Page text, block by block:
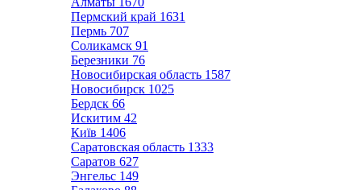
Пермский край 1631
Пермь 707
Соликамск 91
Березники 76
Новосибирская область 1587
Новосибирск 1025
Бердск 66
Искитим 42
Київ 1406
Саратовская область 1333
Саратов 627
Энгельс 149